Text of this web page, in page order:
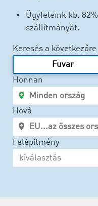
Ügyfeleink kb.
szállítmányát.
Keresés a következőre
Fuvar
Honnan
Hová
Felépítmény